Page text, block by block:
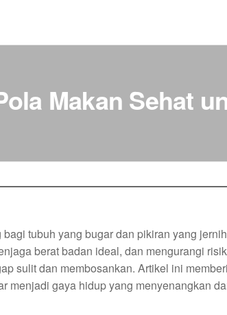
Makan Sehat
tubuh yang bugar dan pikiran yang
berat badan ideal, dan mengurangi
sulit dan membosankan. Artikel ini
menjadi gaya hidup yang menyenangkan